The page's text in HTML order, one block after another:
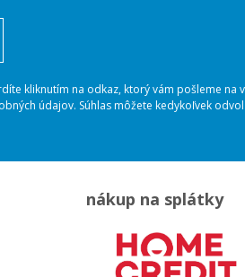
kliknutím na odkaz, ktorý vám pošleme na
údajov. Súhlas môžete kedykoľvek
nákup na splátky